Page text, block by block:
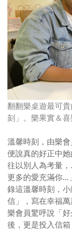
翻翻樂桌遊最可
刻」。樂果實＆
溫馨時刻，由樂
便說真的好正中
往以別人為考量，
更多的愛充滿你…
錄這溫馨時刻，
信」，寫在幸福
樂會員驚呼說「
後，更是投入信箱